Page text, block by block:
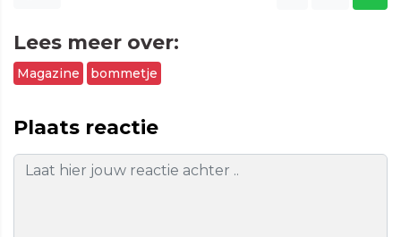
Lees meer over:
Magazine bommetje
Plaats reactie